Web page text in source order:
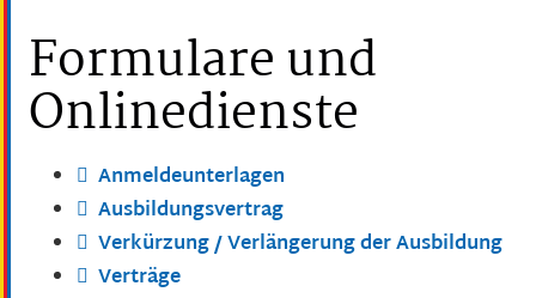
Formulare und
Onlinedienste
Anmeldeunterlagen
Ausbildungsvertrag
Verkürzung / Verlängerung der Ausbildung
Verträge